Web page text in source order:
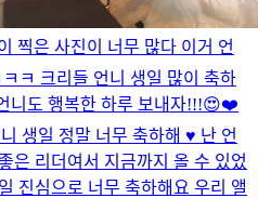
찍은 사진이 너무 많다 이거 언
ㅋ 크리들 언니 생일 많이 축하
니도 행복한 하루 보내자!!!😍❤️
생일 정말 너무 축하해 ♥️ 난 언
은 리더여서 지금까지 올 수 있었
진심으로 너무 축하해요 우리 앨